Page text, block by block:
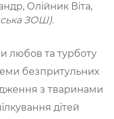
Олійник Віта,
ЗОШ).
любов та турботу
безпритульних
з тваринами
дітей